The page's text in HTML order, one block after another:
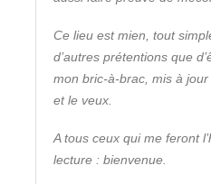
Ce lieu est mien, tout
d’autres prétentions que
mon bric-à-brac, mis à
et le veux.
A tous ceux qui me feront
lecture : bienvenue.